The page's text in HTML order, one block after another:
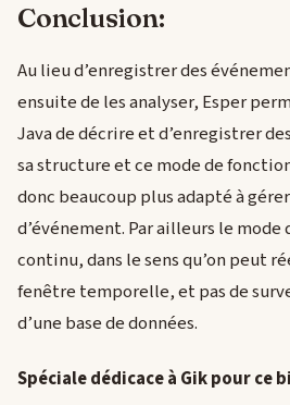
Conclusion:
Au lieu d’enregistrer des
ensuite de les analyser, Esper
Java de décrire et d’enregistrer
sa structure et ce mode de
donc beaucoup plus adapté à
d’événement. Par ailleurs le mode
continu, dans le sens qu’on peut
fenêtre temporelle, et pas de
d’une base de données.
Spéciale dédicace à Gik pour ce